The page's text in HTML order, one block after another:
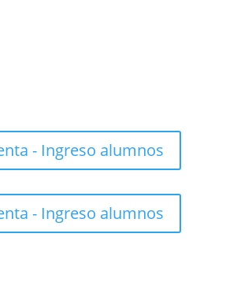
- Ingreso alumnos
- Ingreso alumnos